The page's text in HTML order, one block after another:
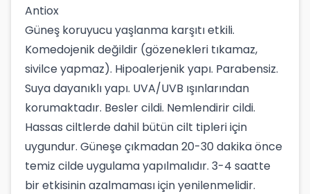
Antiox
Güneş koruyucu yaşlanma karşıtı etkili.
Komedojenik değildir (gözenekleri tıkamaz,
sivilce yapmaz). Hipoalerjenik yapı. Parabensiz.
Suya dayanıklı yapı. UVA/UVB ışınlarından
korumaktadır. Besler cildi. Nemlendirir cildi.
Hassas ciltlerde dahil bütün cilt tipleri için
uygundur. Güneşe çıkmadan 20-30 dakika önce
temiz cilde uygulama yapılmalıdır. 3-4 saatte
bir etkisinin azalmaması için yenilenmelidir.